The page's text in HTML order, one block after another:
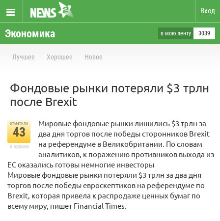
Вход
Экономика в мою ленту 3039
Лучшее Хорошее Новое
Фондовые рынки потеряли $3 трлн
после Brexit
отметили
43
в архиве
Мировые фондовые рынки лишились $3 трлн за
два дня торгов после победы сторонников Brexit
на референдуме в Великобритании. По словам
аналитиков, к поражению противников выхода из
ЕС оказались готовы немногие инвесторы
Мировые фондовые рынки потеряли $3 трлн за два дня
торгов после победы евроскептиков на референдуме по ​
Brexit, которая привела к распродаже ценных бумаг по
всему миру, пишет Financial Times.